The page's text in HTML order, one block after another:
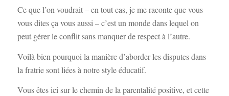
Ce que l’on voudrait – en tout cas, je me raconte que vous
vous dites ça vous aussi – c’est un monde dans lequel on
peut gérer le conflit sans manquer de respect à l’autre.
Voilà bien pourquoi la manière d’aborder les disputes dans
la fratrie sont liées à notre style éducatif.
Vous êtes ici sur le chemin de la parentalité positive, et cette